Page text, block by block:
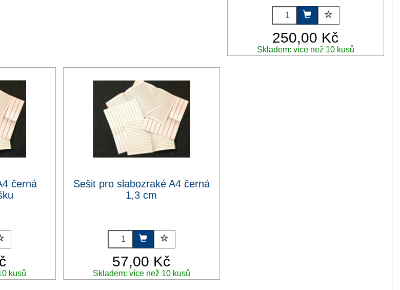
250,00 Kč
Skladem: více než 10 kusů
černá
kusů
Sešit pro slabozraké A4 černá
1,3 cm
57,00 Kč
Skladem: více než 10 kusů